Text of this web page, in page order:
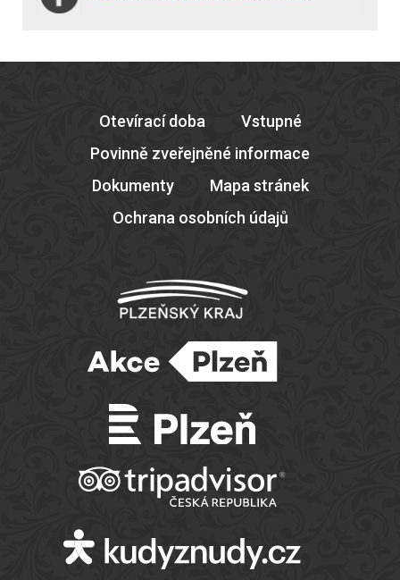
Otevírací doba
Vstupné
Povinně zveřejněné informace
Dokumenty
Mapa stránek
Ochrana osobních údajů